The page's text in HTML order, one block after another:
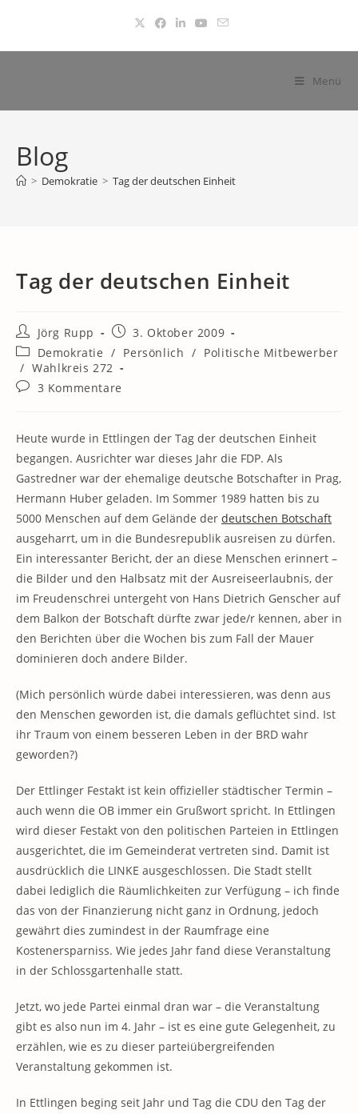
springen
Menü
Blog
> Demokratie > Tag der deutschen Einheit
Tag der deutschen Einheit
Beitrags-
Autor:
Jörg Rupp
Beitrag
veröffentlicht:
3. Oktober 2009
Beitrags-
Kategorie:
Demokratie / Persönlich / Politische Mitbewerber
/ Wahlkreis 272
Beitrags-
3 Kommentare
Heute wurde in Ettlingen der Tag der deutschen Einheit
begangen. Ausrichter war dieses Jahr die FDP. Als
Gastredner war der ehemalige deutsche Botschafter in Prag,
Hermann Huber geladen. Im Sommer 1989 hatten bis zu
5000 Menschen auf dem Gelände der deutschen Botschaft
ausgeharrt, um in die Bundesrepublik ausreisen zu dürfen.
Ein interessanter Bericht, der an diese Menschen erinnert –
die Bilder und den Halbsatz mit der Ausreiseerlaubnis, der
im Freudenschrei untergeht von Hans Dietrich Genscher auf
dem Balkon der Botschaft dürfte zwar jede/r kennen, aber in
den Berichten über die Wochen bis zum Fall der Mauer
dominieren doch andere Bilder.
(Mich persönlich würde dabei interessieren, was denn aus
den Menschen geworden ist, die damals geflüchtet sind. Ist
ihr Traum von einem besseren Leben in der BRD wahr
geworden?)
Der Ettlinger Festakt ist kein offizieller städtischer Termin –
auch wenn die OB immer ein Grußwort spricht. In Ettlingen
wird dieser Festakt von den politischen Parteien in Ettlingen
ausgerichtet, die im Gemeinderat vertreten sind. Damit ist
ausdrücklich die LINKE ausgeschlossen. Die Stadt stellt
dabei lediglich die Räumlichkeiten zur Verfügung – ich finde
das von der Finanzierung nicht ganz in Ordnung, jedoch
gewährt dies zumindest in der Raumfrage eine
Kostenersparniss. Wie jedes Jahr fand diese Veranstaltung
in der Schlossgartenhalle statt.
Jetzt, wo jede Partei einmal dran war – die Veranstaltung
gibt es also nun im 4. Jahr – ist es eine gute Gelegenheit, zu
erzählen, wie es zu dieser parteiübergreifenden
Veranstaltung gekommen ist.
In Ettlingen beging seit Jahr und Tag die CDU den Tag der